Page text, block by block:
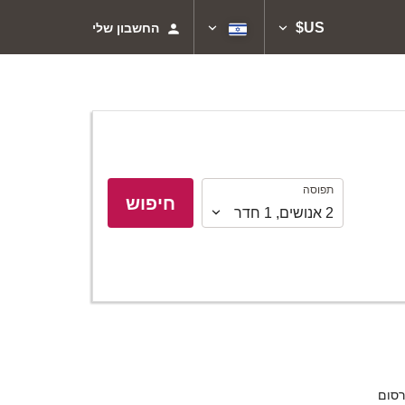
US$ החשבון שלי
תפוסה
תפוסה
2 אנושים,
1 חדר חיפוש